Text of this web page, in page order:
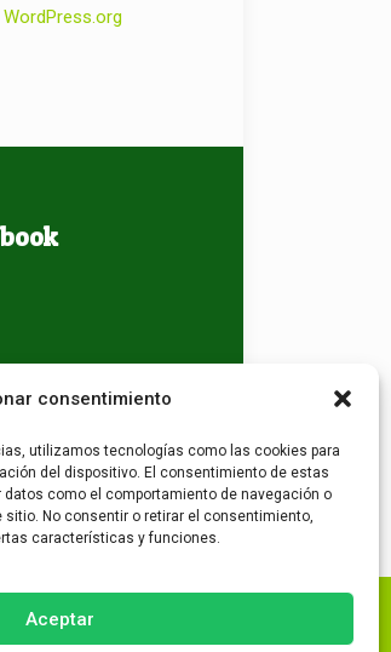
consentimiento
utilizamos tecnologías como las cookies para
del dispositivo. El consentimiento de estas
como el comportamiento de navegación o
No consentir o retirar el consentimiento,
características y funciones.
Aceptar
WordPress.org